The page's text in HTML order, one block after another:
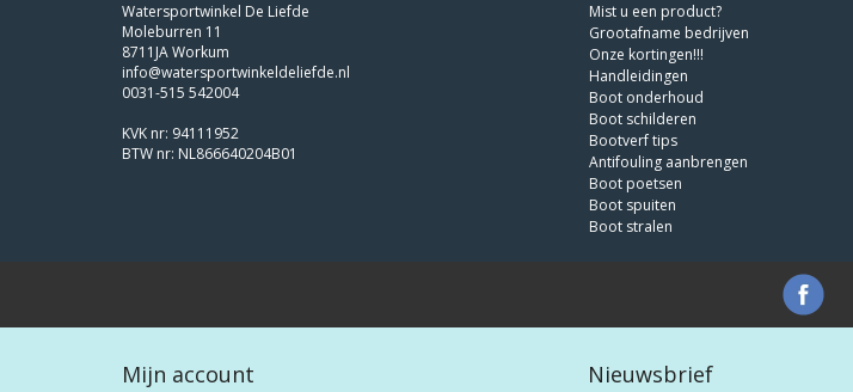
Watersportwinkel De Liefde
Moleburren 11
8711JA Workum
info@watersportwinkeldeliefde.nl
0031-515 542004
KVK nr: 94111952
BTW nr: NL866640204B01
Mist u een product?
Grootafname bedrijven
Onze kortingen!!!
Handleidingen
Boot onderhoud
Boot schilderen
Bootverf tips
Antifouling aanbrengen
Boot poetsen
Boot spuiten
Boot stralen
Mijn account Nieuwsbrief